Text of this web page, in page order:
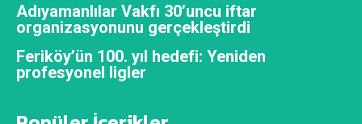
Adıyamanlılar Vakfı 30’uncu iftar
organizasyonunu gerçekleştirdi
Feriköy’ün 100. yıl hedefi: Yeniden
profesyonel ligler